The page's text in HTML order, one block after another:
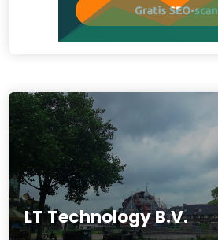
LT Technology B.V.